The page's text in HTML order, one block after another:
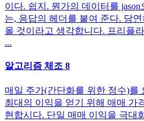
이다. 쉽지. 뭔가의 데이터를
는, 응답의 헤더를 붙여 준다. 당
올 것이라고 생각합니다. 프리플
...
알고리즘 체조 8
매일 주가(간단화를 위한 정수)를
최대의 이익을 얻기 위해 매매 가
현합시다. 단일 매매 이익을 극대